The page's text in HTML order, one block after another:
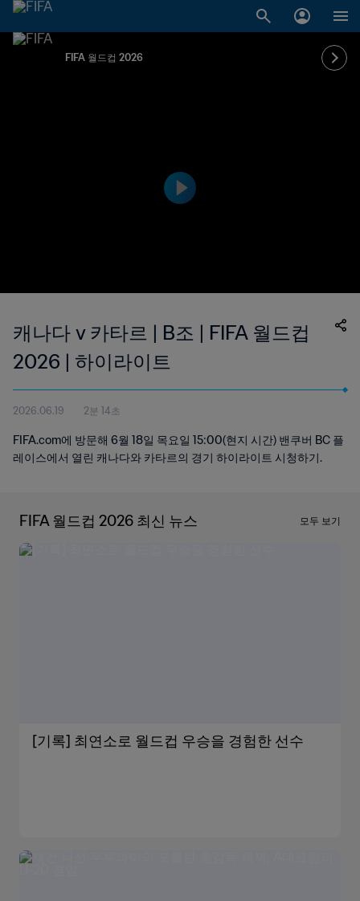
FIFA 월드컵 2026
캐나다 v 카타르 | B조 | FIFA 월드컵
2026 | 하이라이트
2026.06.19 2분 14초
FIFA.com에 방문해 6월 18일 목요일 15:00(현지 시간) 밴쿠버 BC 플
레이스에서 열린 캐나다와 카타르의 경기 하이라이트 시청하기.
FIFA 월드컵 2026 최신 뉴스 모두 보기
[기록] 최연소로 월드컵 우승을 경험한 선수